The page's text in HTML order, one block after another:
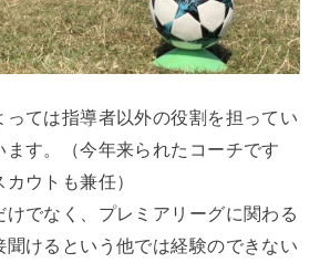
っては指導者以外の役割を担ってい
ます。（今年来られたコーチです
ウトも兼任）
でなく、プレミアリーグに関わる
けるという他では経験のできない